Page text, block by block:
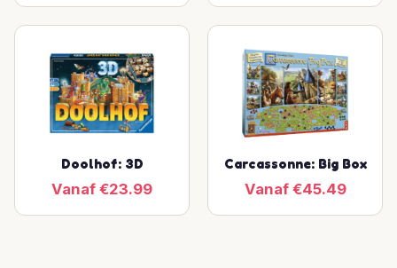
Doolhof: 3D
Vanaf €23.99
Carcassonne: Big Box
Vanaf €45.49